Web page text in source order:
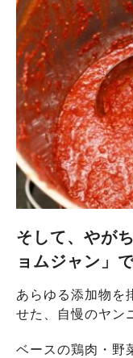
そして、やが
ョムジャン」
あらゆる添加物を
せた、自慢のヤン
ベースの鶏肉・野